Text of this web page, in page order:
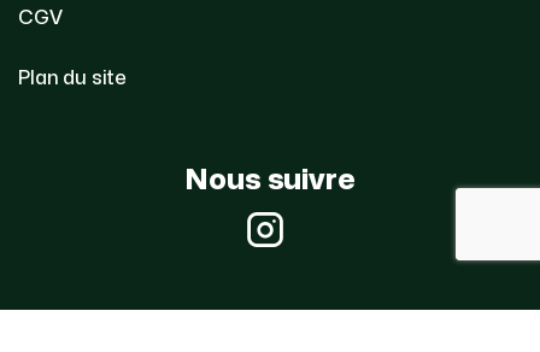
CGV
Plan du site
Nous suivre
Instagram